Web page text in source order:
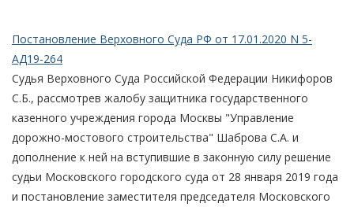
Постановление Верховного Суда РФ от 17.01.2020 N 5-
АД19-264
Судья Верховного Суда Российской Федерации Никифоров
С.Б., рассмотрев жалобу защитника государственного
казенного учреждения города Москвы "Управление
дорожно-мостового строительства" Шаброва С.А. и
дополнение к ней на вступившие в законную силу решение
судьи Московского городского суда от 28 января 2019 года
и постановление заместителя председателя Московского